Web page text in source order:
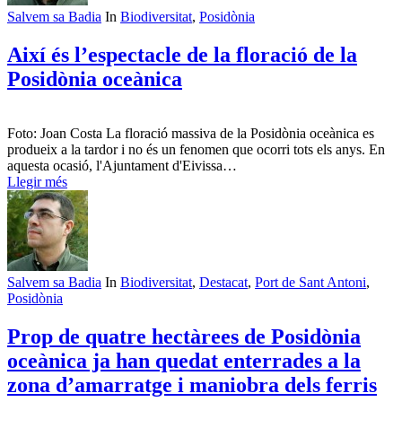
Salvem sa Badia In Biodiversitat, Posidònia
Així és l’espectacle de la floració de la
Posidònia oceànica
Foto: Joan Costa La floració massiva de la Posidònia oceànica es
produeix a la tardor i no és un fenomen que ocorri tots els anys. En
aquesta ocasió, l'Ajuntament d'Eivissa…
Llegir més
Salvem sa Badia In Biodiversitat, Destacat, Port de Sant Antoni,
Posidònia
Prop de quatre hectàrees de Posidònia
oceànica ja han quedat enterrades a la
zona d’amarratge i maniobra dels ferris